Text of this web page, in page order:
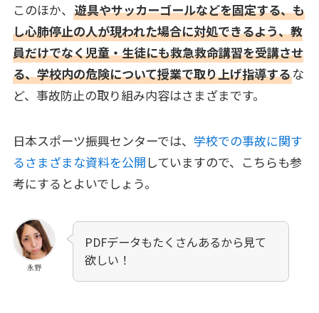
このほか、 遊具やサッカーゴールなどを固定する、も
し心肺停止の人が現われた場合に対処できるよう、教
員だけでなく児童・生徒にも救急救命講習を受講させ
る、学校内の危険について授業で取り上げ指導するな
ど、事故防止の取り組み内容はさまざまです。
日本スポーツ振興センターでは、 学校での事故に関す
るさまざまな資料を公開 していますので、こちらも参
考にするとよいでしょう。
永野
PDFデータもたくさんあるから見て
欲しい！